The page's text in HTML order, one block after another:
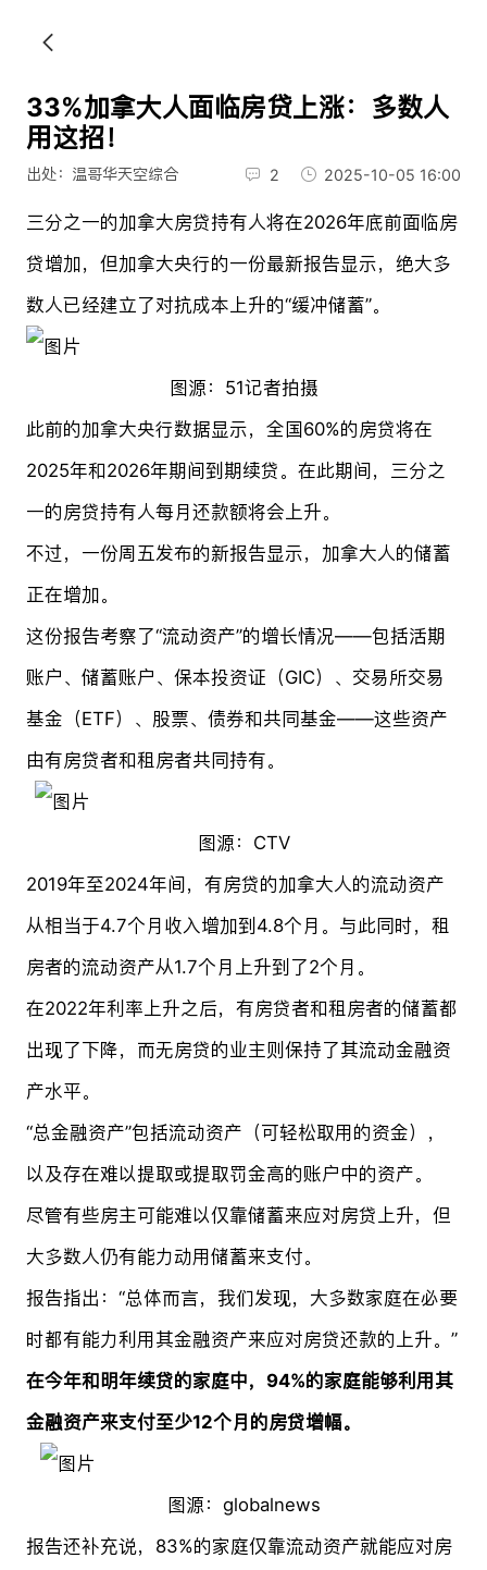
33%加拿大人面临房贷上涨：多数人
用这招！
出处：温哥华天空综合 2 2025-10-05 16:00
三分之一的加拿大房贷持有人将在2026年底前面临房
贷增加，但加拿大央行的一份最新报告显示，绝大多
数人已经建立了对抗成本上升的“缓冲储蓄”。
图源：51记者拍摄
此前的加拿大央行数据显示，全国60%的房贷将在
2025年和2026年期间到期续贷。在此期间，三分之
一的房贷持有人每月还款额将会上升。
不过，一份周五发布的新报告显示，加拿大人的储蓄
正在增加。
这份报告考察了“流动资产”的增长情况——包括活期
账户、储蓄账户、保本投资证（GIC）、交易所交易
基金（ETF）、股票、债券和共同基金——这些资产
由有房贷者和租房者共同持有。
图源：CTV
2019年至2024年间，有房贷的加拿大人的流动资产
从相当于4.7个月收入增加到4.8个月。与此同时，租
房者的流动资产从1.7个月上升到了2个月。
在2022年利率上升之后，有房贷者和租房者的储蓄都
出现了下降，而无房贷的业主则保持了其流动金融资
产水平。
“总金融资产”包括流动资产（可轻松取用的资金），
以及存在难以提取或提取罚金高的账户中的资产。
尽管有些房主可能难以仅靠储蓄来应对房贷上升，但
大多数人仍有能力动用储蓄来支付。
报告指出：“总体而言，我们发现，大多数家庭在必要
时都有能力利用其金融资产来应对房贷还款的上升。”
在今年和明年续贷的家庭中，94%的家庭能够利用其
金融资产来支付至少12个月的房贷增幅。
图源：globalnews
报告还补充说，83%的家庭仅靠流动资产就能应对房